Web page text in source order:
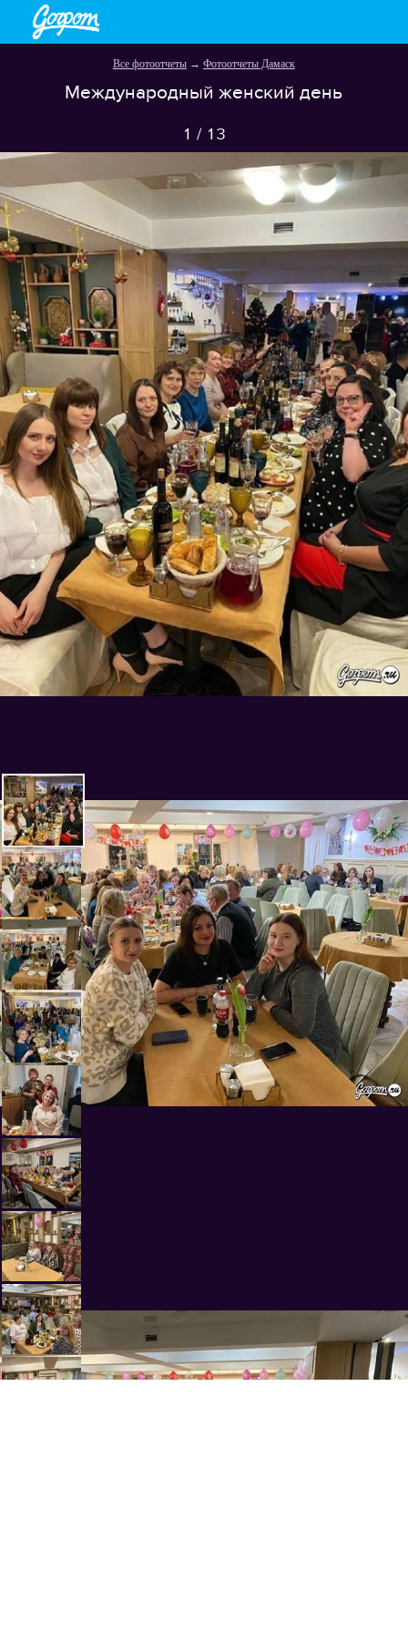
Все фотоотчеты→ Фотоотчеты Дамаск
Международный женский день
1 / 13